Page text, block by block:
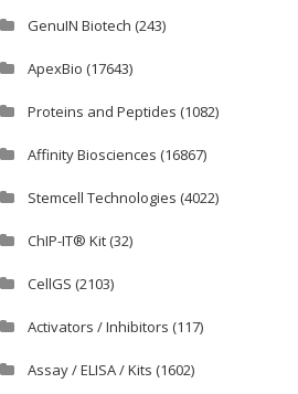
GenuIN Biotech (243)
ApexBio (17643)
Proteins and Peptides (1082)
Affinity Biosciences (16867)
Stemcell Technologies (4022)
ChIP-IT® Kit(32)
CellGS (2103)
Activators / Inhibitors (117)
Assay / ELISA / Kits (1602)